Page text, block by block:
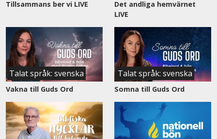
Tillsammans ber vi LIVE
Det andliga hemvärnet
LIVE
Talat språk: svenska
Vakna till Guds Ord
Talat språk: svenska
Somna till Guds Ord